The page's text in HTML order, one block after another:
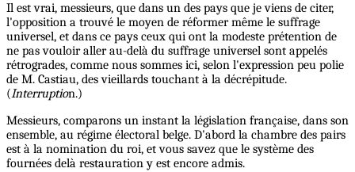
Il est vrai, messieurs, que dans un des pays que je viens de citer,
l'opposition a trouvé le moyen de réformer même le suffrage
universel, et dans ce pays ceux qui ont la modeste prétention de
ne pas vouloir aller au-delà du suffrage universel sont appelés
rétrogrades, comme nous sommes ici, selon l'expression peu polie
de M. Castiau, des vieillards touchant à la décrépitude.
(Interruption.)
Messieurs, comparons un instant la législation française, dans son
ensemble, au régime électoral belge. D'abord la chambre des pairs
est à la nomination du roi, et vous savez que le système des
fournées delà restauration y est encore admis.